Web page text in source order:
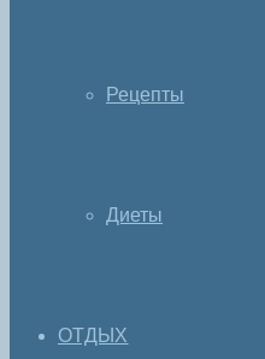
Рецепты
Диеты
ОТДЫХ